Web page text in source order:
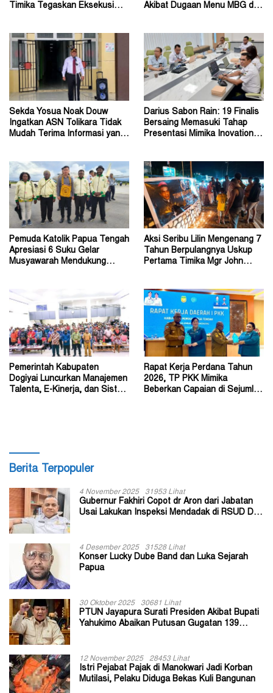
Timika Tegaskan Eksekusi
Akibat Dugaan Menu MBG di
Sekda Yosua Noak Douw
Ingatkan ASN Tolikara Tidak
Mudah Terima Informasi yang
Darius Sabon Rain: 19 Finalis
Bersaing Memasuki Tahap
Presentasi Mimika Inovation
Pemuda Katolik Papua Tengah
Apresiasi 6 Suku Gelar
Musyawarah Mendukung
Aksi Seribu Lilin Mengenang 7
Tahun Berpulangnya Uskup
Pertama Timika Mgr John
Pemerintah Kabupaten
Dogiyai Luncurkan Manajemen
Talenta, E-Kinerja, dan Sistem
Rapat Kerja Perdana Tahun
2026, TP PKK Mimika
Beberkan Capaian di Sejumlah
Berita Terpopuler
4 November 2025 31953 Lihat
Gubernur Fakhiri Copot dr Aron dari Jabatan
Usai Lakukan Inspeksi Mendadak di RSUD Dok
4 Desember 2025 31528 Lihat
Konser Lucky Dube Band dan Luka Sejarah
Papua
30 Oktober 2025 30681 Lihat
PTUN Jayapura Surati Presiden Akibat Bupati
Yahukimo Abaikan Putusan Gugatan 139
12 November 2025 28453 Lihat
Istri Pejabat Pajak di Manokwari Jadi Korban
Mutilasi, Pelaku Diduga Bekas Kuli Bangunan